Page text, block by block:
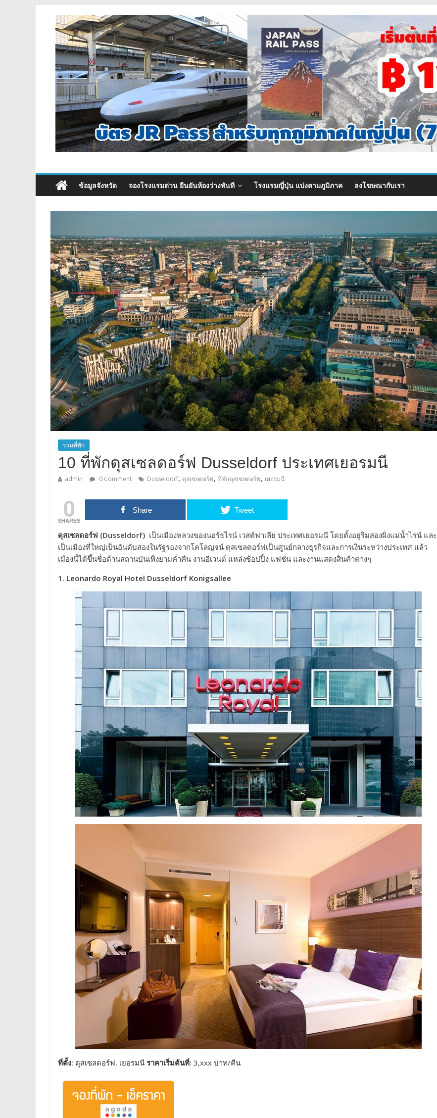
ข้อมูลจังหวัด จองโรงแรมด่วน ยืนยันห้องว่างทันที โรงแรมญี่ปุ่น แบ่งตามภูมิภาค ลงโฆษณากับเรา
รวมที่พัก
10 ที่พักดุสเซลดอร์ฟ Dusseldorf ประเทศเยอรมนี
admin 0 Comment Dusseldorf, ดุสเซลดอร์ฟ, ที่พักดุสเซลดอร์ฟ, เยอรมนี
0
SHARES
Share Tweet
ดุสเซลดอร์ฟ (Dusseldorf) เป็นเมืองหลวงของนอร์ธไรน์ เวสต์ฟาเลีย ประเทศเยอรมนี โดยตั้งอยู่ริมสองฝั่งแม่น้ำไรน์ และ
เป็นเมืองที่ใหญ่เป็นอันดับสองในรัฐรองจากโคโลญจน์ ดุสเซลดอร์ฟเป็นศูนย์กลางธุรกิจและการเงินระหว่างประเทศ แล้ว
เมืองนี้ได้ขึ้นชื่อด้านสถานบันเทิงยามค่ำคืน งานอีเวนต์ แหล่งช้อปปิ้ง แฟชั่น และงานแสดงสินค้าต่างๆ
1. Leonardo Royal Hotel Dusseldorf Konigsallee
ที่ตั้ง: ดุสเซลดอร์ฟ, เยอรมนี ราคาเริ่มต้นที่: 3,xxx บาท/คืน